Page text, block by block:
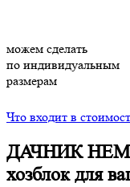
можем сделать
по индивидуальным
размерам
Что входит в
ДАЧНИК
хозблок для